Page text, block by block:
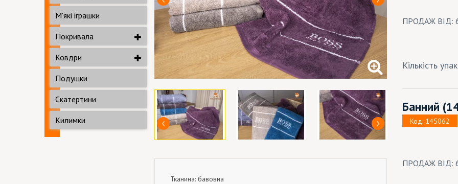
М'які іграшки
Покривала
Ковдри
Подушки
Скатертини
Килимки
Тканина: бавовна
ПРОДАЖ ВІД:
Кількість
Банний
Код: 145062
ПРОДАЖ ВІД: